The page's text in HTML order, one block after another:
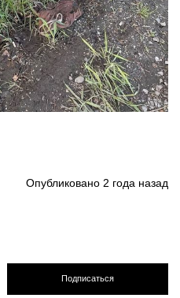
Опубликовано 2 года назад
Подписаться